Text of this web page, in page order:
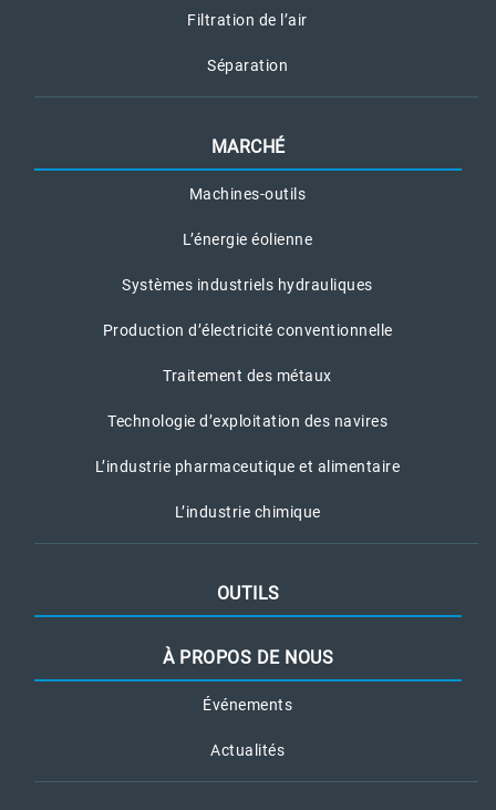
Filtration de l’air
Séparation
MARCHÉ
Machines-outils
L’énergie éolienne
Systèmes industriels hydrauliques
Production d’électricité conventionnelle
Traitement des métaux
Technologie d’exploitation des navires
L’industrie pharmaceutique et alimentaire
L’industrie chimique
OUTILS
À PROPOS DE NOUS
Événements
Actualités